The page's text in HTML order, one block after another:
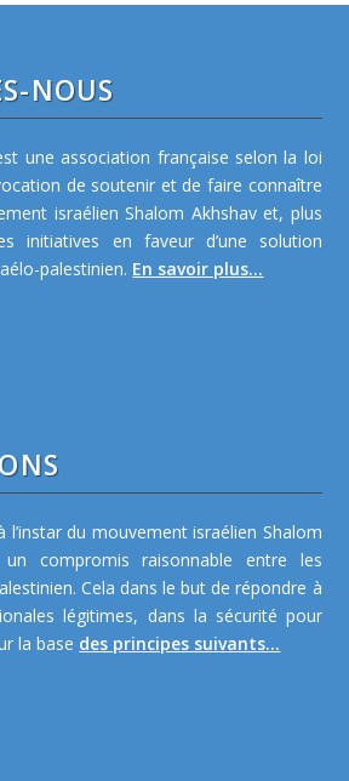
NOUS
une association française selon la loi
de soutenir et de faire connaître
israélien Shalom Akhshav et, plus
initiatives en faveur d’une solution
palestinien. En savoir plus...
l’instar du mouvement israélien Shalom
compromis raisonnable entre les
Cela dans le but de répondre à
légitimes, dans la sécurité pour
la base des principes suivants...